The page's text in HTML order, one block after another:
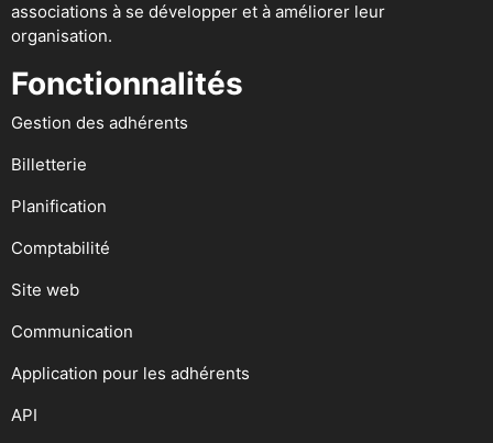
associations à se développer et à améliorer leur
organisation.
Fonctionnalités
Gestion des adhérents
Billetterie
Planification
Comptabilité
Site web
Communication
Application pour les adhérents
API